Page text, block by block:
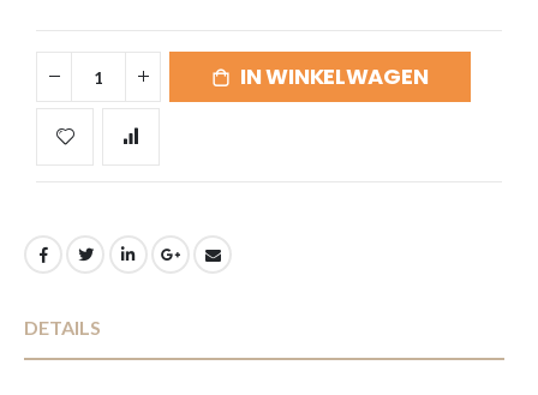
IN WINKELWAGEN
DETAILS